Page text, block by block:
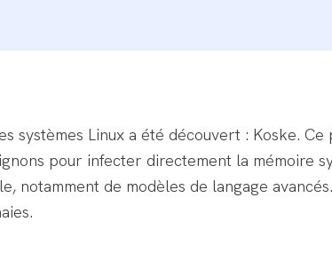
systèmes Linux a été découvert : Koske.
pour infecter directement la mémoire
notamment de modèles de langage